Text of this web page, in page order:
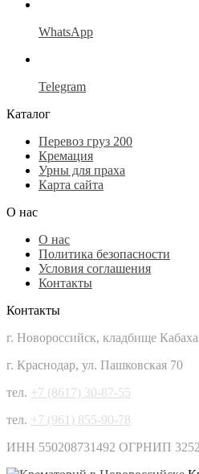
WhatsApp
Telegram
Каталог
Перевоз груз 200
Кремация
Урны для праха
Карта сайта
О нас
О нас
Политика безопасности
Условия соглашения
Контакты
Контакты
г. Новороссийск, кладбище
г. Краснодар, ул. Пашковская 70
тел. +7 (8617) 30-87-55
тел. +7 (961) 855-90-78
ИНН 550208731492 ОГРНИП